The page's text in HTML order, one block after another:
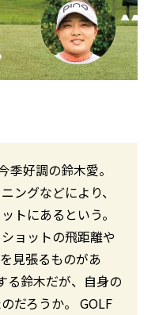
好調の鈴木愛。
ングなどにより、
トにあるという。
ョットの飛距離や
見張るものがあ
る鈴木だが、自身の
だろうか。 GOLF